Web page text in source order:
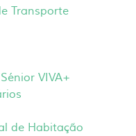
Transporte
VIVA+
de Habitação